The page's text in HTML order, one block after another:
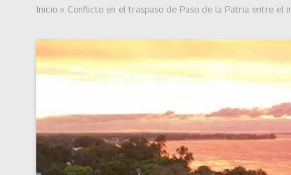
Inicio » Conflicto en el traspaso de Paso de la Patria entre el